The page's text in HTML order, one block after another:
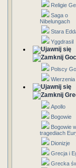
Religie
Saga o
Nibelungach
Stara
Yggdrasil
Polscy
Apollo
Bogowie
Bogowie
tragediach
Dionizje
Grecja i
Grecka